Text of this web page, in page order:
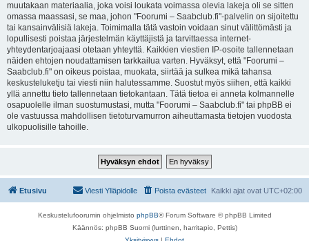
muutakaan materiaalia, joka voisi loukata voimassa olevia lakeja oli se sitten
omassa maassasi, se maa, johon "Foorumi – Saabclub.fi"-palvelin on sijoitettu
tai kansainvälisiä lakeja. Toimimalla tätä vastoin voidaan sinut välittömästi ja
lopullisesti poistaa järjestelmän käyttäjistä ja tarvittaessa internet-
yhteydentarjoajaasi otetaan yhteyttä. Kaikkien viestien IP-osoite tallennetaan
näiden ehtojen noudattamisen tarkkailua varten. Hyväksyt, että "Foorumi –
Saabclub.fi" on oikeus poistaa, muokata, siirtää ja sulkea mikä tahansa
keskusteluketju tai viesti niin halutessamme. Suostut myös siihen, että kaikki
yllä annettu tieto tallennetaan tietokantaan. Tätä tietoa ei anneta kolmannelle
osapuolelle ilman suostumustasi, mutta "Foorumi – Saabclub.fi" tai phpBB ei
ole vastuussa mahdollisen tietoturvamurron aiheuttamasta tietojen vuodosta
ulkopuolisille tahoille.
Etusivu Kaikki ajat ovat UTC+02:00
Poista evästeet
Viesti Ylläpidolle
Keskustelufoorumin ohjelmisto phpBB® Forum Software © phpBB Limited
Käännös: phpBB Suomi (lurttinen, harritapio, Pettis)